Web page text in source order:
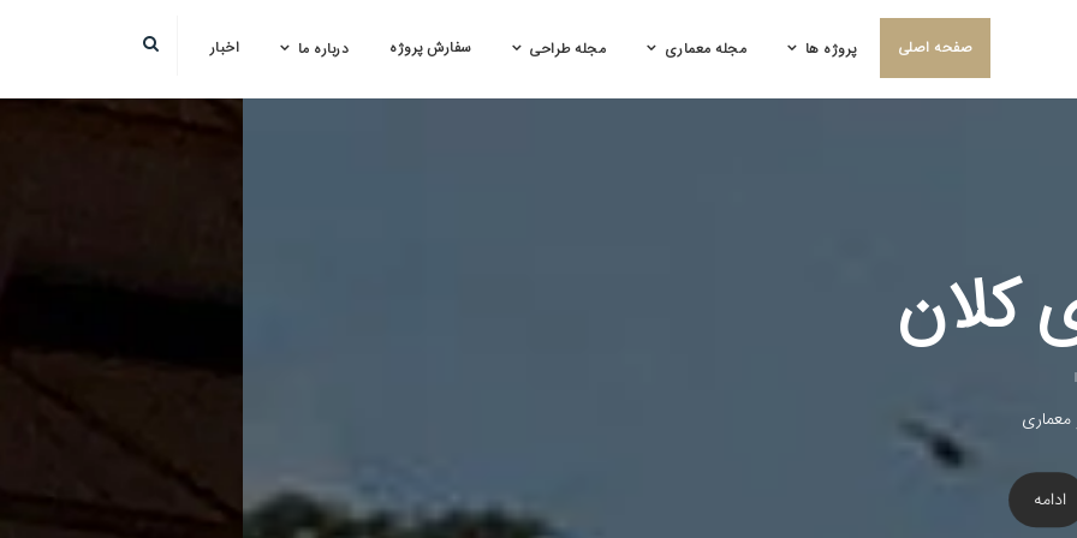
صفحه اصلی پروژه ها مجله معماری مجله طراحی سفارش پروژه درباره ما اخبار
پروژه های کلان